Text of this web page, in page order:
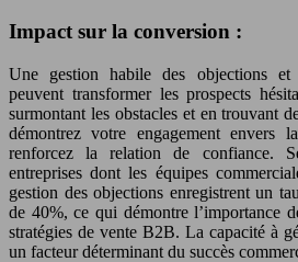
Impact sur la conversion :
Une gestion habile des objections et
peuvent transformer les prospects
surmontant les obstacles et en trouvant
démontrez votre engagement envers
renforcez la relation de confiance.
entreprises dont les équipes
gestion des objections enregistrent un
de 40%, ce qui démontre l’importance
stratégies de vente B2B. La capacité à
un facteur déterminant du succès